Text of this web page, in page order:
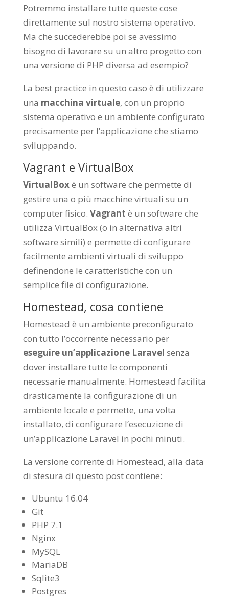
Potremmo installare tutte queste cose
direttamente sul nostro sistema operativo.
Ma che succederebbe poi se avessimo
bisogno di lavorare su un altro progetto con
una versione di PHP diversa ad esempio?
La best practice in questo caso è di utilizzare
una macchina virtuale, con un proprio
sistema operativo e un ambiente configurato
precisamente per l’applicazione che stiamo
sviluppando.
Vagrant e VirtualBox
VirtualBoxè un software che permette di
gestire una o più macchine virtuali su un
computer fisico. Vagrant è un software che
utilizza VirtualBox (o in alternativa altri
software simili) e permette di configurare
facilmente ambienti virtuali di sviluppo
definendone le caratteristiche con un
semplice file di configurazione.
Homestead, cosa contiene
Homestead è un ambiente preconfigurato
con tutto l’occorrente necessario per
eseguire un’applicazione Laravel senza
dover installare tutte le componenti
necessarie manualmente. Homestead facilita
drasticamente la configurazione di un
ambiente locale e permette, una volta
installato, di configurare l’esecuzione di
un’applicazione Laravel in pochi minuti.
La versione corrente di Homestead, alla data
di stesura di questo post contiene:
Ubuntu 16.04
Git
PHP 7.1
Nginx
MySQL
MariaDB
Sqlite3
Postgres